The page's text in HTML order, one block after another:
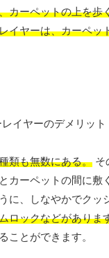
カーペットの上を歩
イヤーは、カーペ
類も無数にある。 そ
カーペットの間に
に、しなやかでクッ
ロックなどがありま
ことができます。